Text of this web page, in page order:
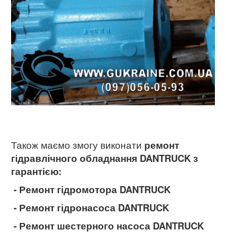
Також маємо змогу виконати ремонт
гідравлічного обладнання DANTRUCKз
гарантією:
- Ремонт гідромотора DANTRUCK
- Ремонт гідронасоса DANTRUCK
- Ремонт шестерного насоса DANTRUCK